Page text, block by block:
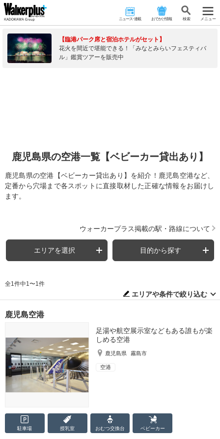
ニュース･連載 おでかけ情報 検 索 メニュー
【臨港パーク席と宿泊ホテルがセット】
花火を間近で堪能できる！「みなとみらいフェスティバ
ル」鑑賞ツアーを販売中
鹿児島県の空港一覧【ベビーカー貸出あり】
鹿児島県の空港【ベビーカー貸出あり】を紹介！鹿児島空港など、
定番から穴場まで各スポットに直接取材した正確な情報をお届けし
ます。
ウォーカープラス掲載の駅・路線について
エリアを選択 目的から探す
全1件中1〜1件
エリアや条件で絞り込む
鹿児島空港
足湯や航空展示室などもある誰もが楽
しめる空港
鹿児島県 霧島市
空港
駐車場 授乳室 おむつ交換台 ベビーカー